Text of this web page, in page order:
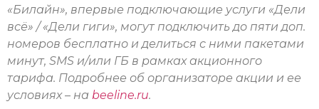
«Билайн», впервые подключающие услуги «Дели
всё» / «Дели гиги», могут подключить до пяти доп.
номеров бесплатно и делиться с ними пакетами
минут, SMS и/или ГБ в рамках акционного
тарифа. Подробнее об организаторе акции и ее
условиях – на beeline.ru.